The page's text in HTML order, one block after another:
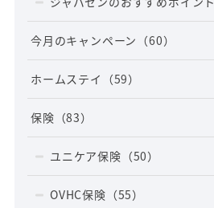
今月のキャンペーン （60）
ホームステイ （59）
保険 （83）
ユニケア保険 （50）
OVHC保険 （55）